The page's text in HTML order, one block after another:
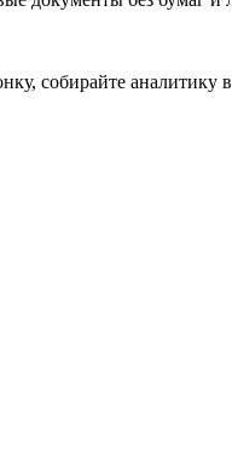
собирайте аналитику